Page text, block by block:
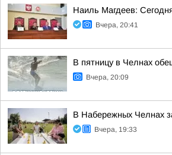
Наиль Магдеев:
Вчера, 20:41
В пятницу в Челнах
Вчера, 20:09
В Набережных Челнах
Вчера, 19:33